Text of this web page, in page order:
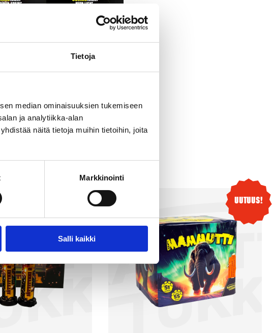
Tietoja
median ominaisuuksien tukemiseen
ja analytiikka-alan
näitä tietoja muihin tietoihin, joita
Markkinointi
Salli kaikki
Uutuus! Uutuus!